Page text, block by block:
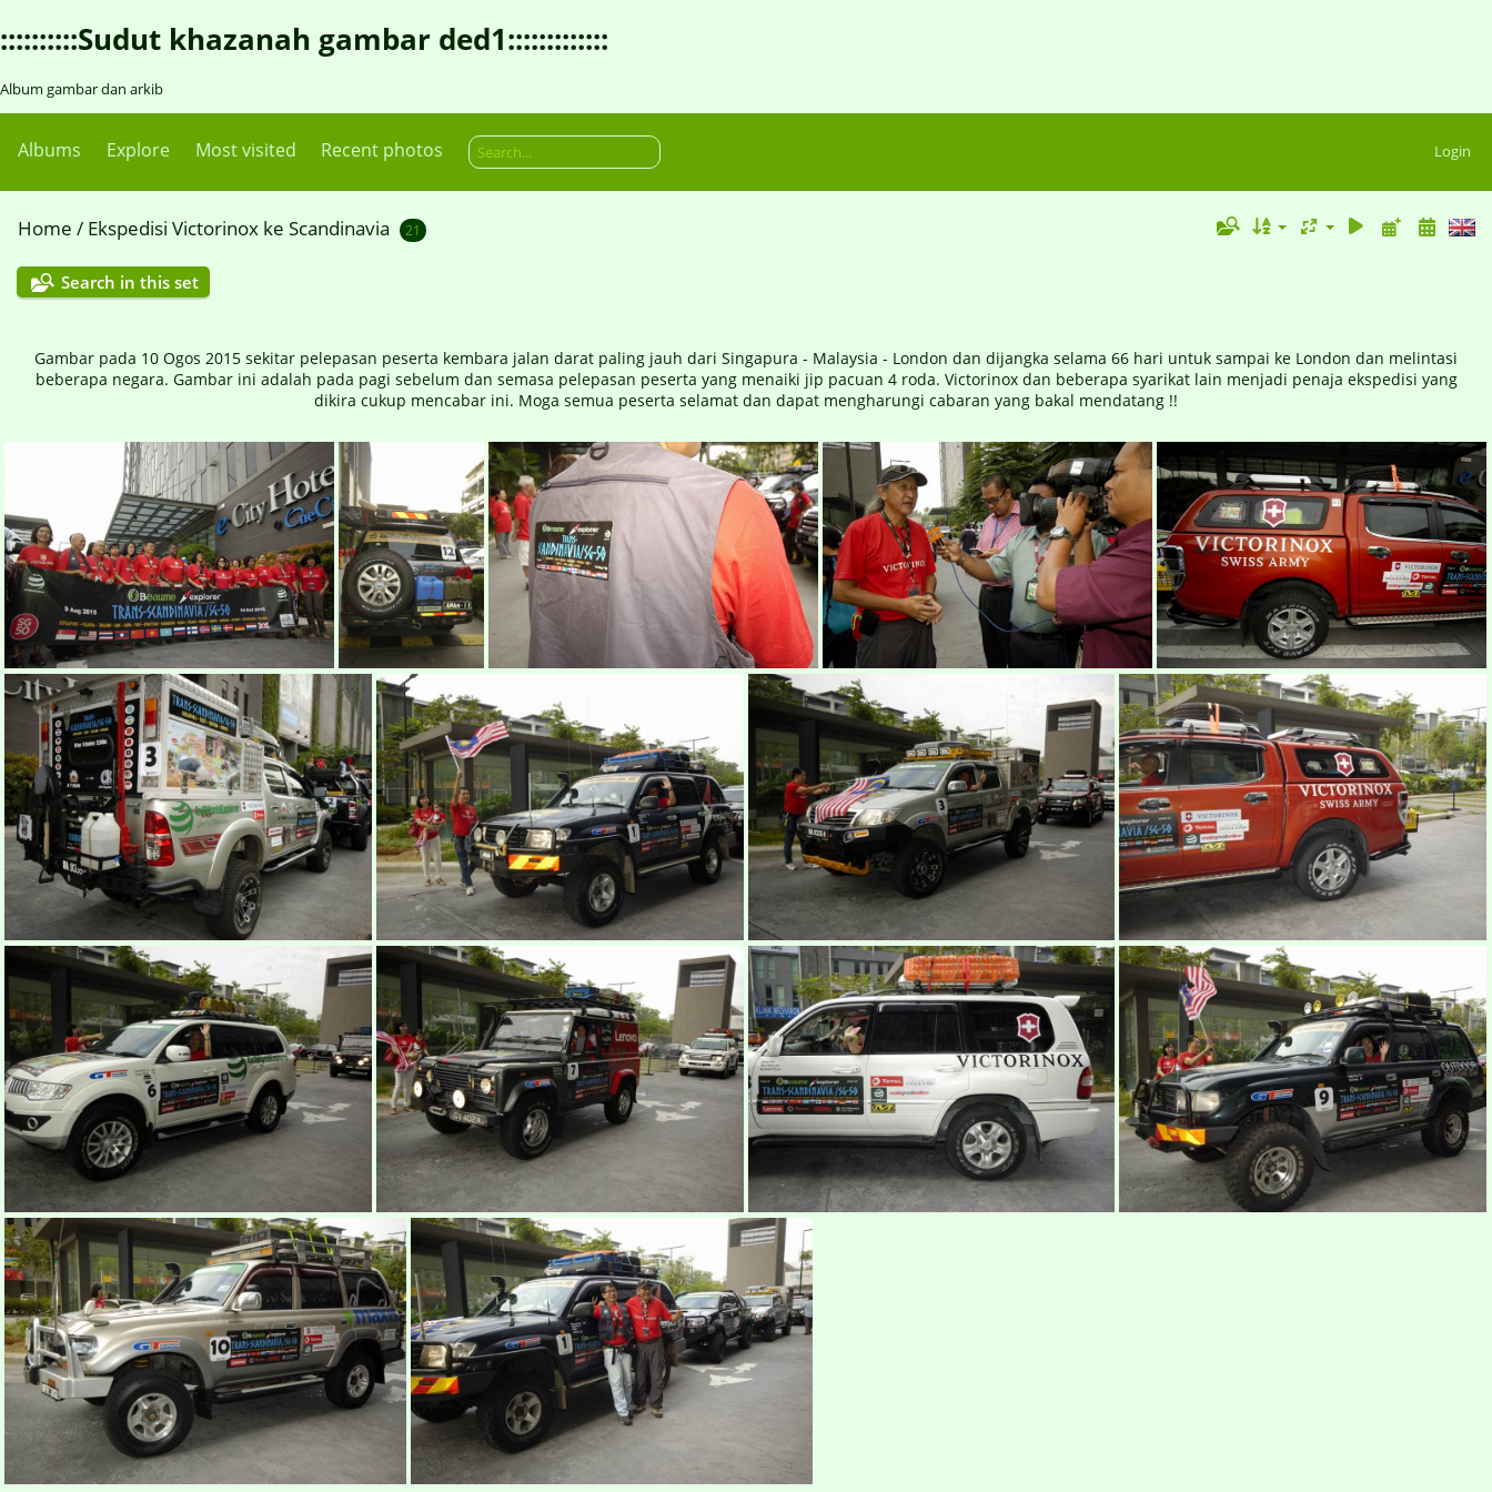
::::::::::Sudut khazanah gambar ded1:::::::::::::
Album gambar dan arkib
Albums Explore Most visited Recent photos Login
Home / Ekspedisi Victorinox ke Scandinavia 21
Search in this set
Gambar pada 10 Ogos 2015 sekitar pelepasan peserta kembara jalan darat paling jauh dari Singapura - Malaysia - London dan dijangka selama 66 hari untuk sampai ke London dan melintasi
beberapa negara. Gambar ini adalah pada pagi sebelum dan semasa pelepasan peserta yang menaiki jip pacuan 4 roda. Victorinox dan beberapa syarikat lain menjadi penaja ekspedisi yang
dikira cukup mencabar ini. Moga semua peserta selamat dan dapat mengharungi cabaran yang bakal mendatang !!
ekspedisi-victorinox-trans-scandinavia-2015-1 ekspedisi-victorinox-trans-scandinavia-2015-2 ekspedisi-victorinox-trans-scandinavia-2015-4 ekspedisi-victorinox-trans-scandinavia-2015-5
ekspedisi-victorinox-trans-scandinavia-2015-6 ekspedisi-victorinox-trans-scandinavia-2015-7 ekspedisi-victorinox-trans-scandinavia-2015-8 ekspedisi-victorinox-trans-scandinavia-2015-9
ekspedisi-victorinox-trans-scandinavia-2015-10 ekspedisi-victorinox-trans-scandinavia-2015-11 ekspedisi-victorinox-trans-scandinavia-2015-12